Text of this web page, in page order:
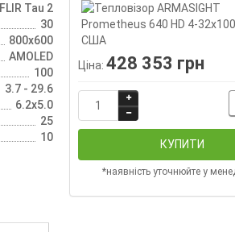
FLIR Tau 2
30
800x600
AMOLED
100
3.7 - 29.6
6.2x5.0
25
10
Ціна: 428 353 грн
КУПИТИ
*наявність уточнюйте у